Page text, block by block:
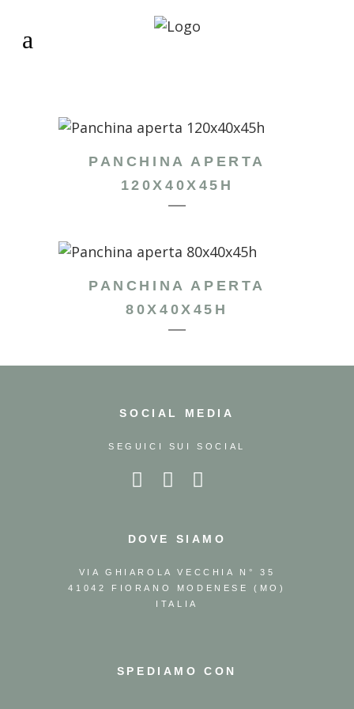
PANCHINA APERTA
120X40X45H
PANCHINA APERTA
80X40X45H
SOCIAL MEDIA
SEGUICI SUI SOCIAL
DOVE SIAMO
VIA GHIAROLA VECCHIA N° 35
41042 FIORANO MODENESE (MO)
ITALIA
SPEDIAMO CON